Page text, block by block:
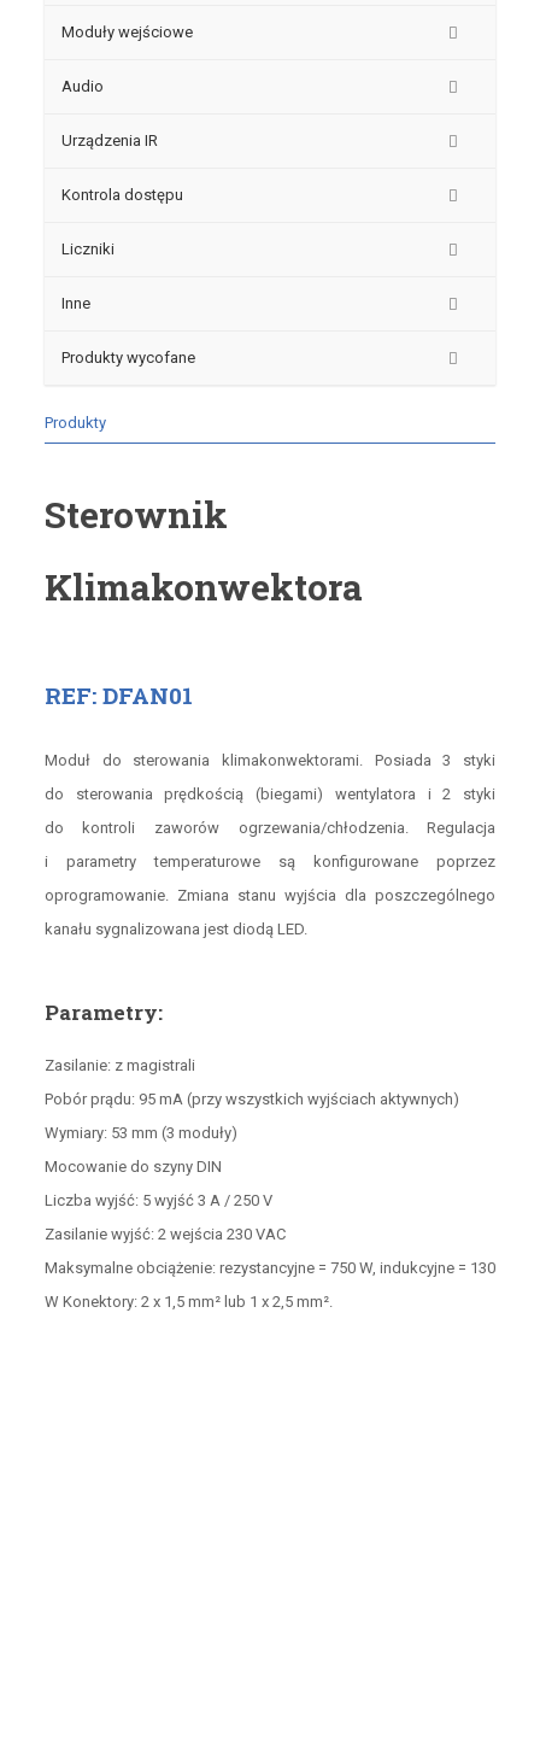
Moduły wejściowe
Audio
Urządzenia IR
Kontrola dostępu
Liczniki
Inne
Produkty wycofane
Produkty
Sterownik
Klimakonwektora
REF: DFAN01
Moduł do sterowania klimakonwektorami. Posiada 3 styki
do sterowania prędkością (biegami) wentylatora i 2 styki
do kontroli zaworów ogrzewania/chłodzenia. Regulacja
i parametry temperaturowe są konfigurowane poprzez
oprogramowanie. Zmiana stanu wyjścia dla poszczególnego
kanału sygnalizowana jest diodą LED.
Parametry:
Zasilanie: z magistrali
Pobór prądu: 95 mA (przy wszystkich wyjściach aktywnych)
Wymiary: 53 mm (3 moduły)
Mocowanie do szyny DIN
Liczba wyjść: 5 wyjść 3 A / 250 V
Zasilanie wyjść: 2 wejścia 230 VAC
Maksymalne obciążenie: rezystancyjne = 750 W, indukcyjne = 130
W Konektory: 2 x 1,5 mm² lub 1 x 2,5 mm².